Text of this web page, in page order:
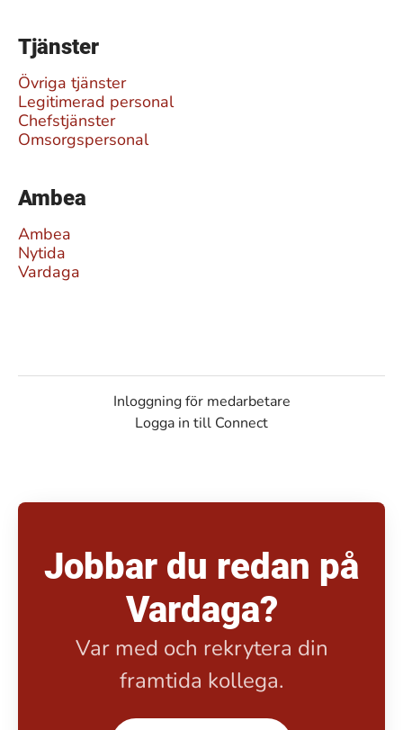
Tjänster
Övriga tjänster
Legitimerad personal
Chefstjänster
Omsorgspersonal
Ambea
Ambea
Nytida
Vardaga
Inloggning för medarbetare
Logga in till Connect
Jobbar du redan på
Vardaga?
Var med och rekrytera din
framtida kollega.